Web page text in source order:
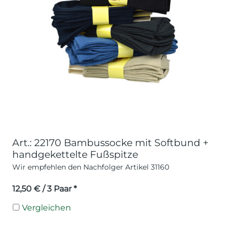
Art.: 22170 Bambussocke mit Softbund +
handgekettelte Fußspitze
Wir empfehlen den Nachfolger Artikel 31160
12,50 € / 3 Paar *
Vergleichen